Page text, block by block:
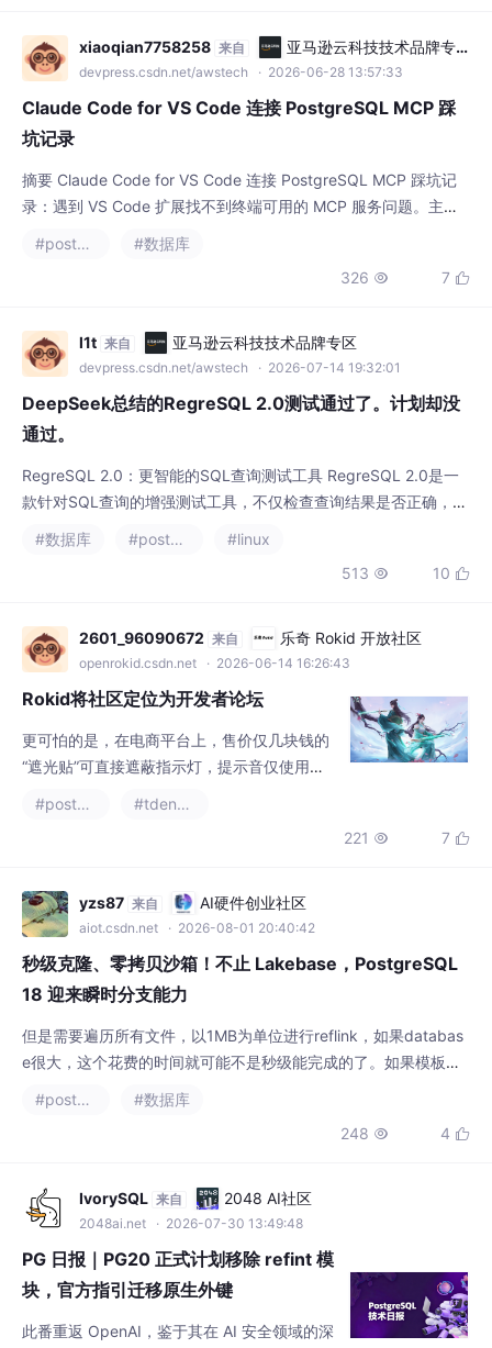
xiaoqian7758258 来自
亚马逊云科技技术品牌专
区
devpress.csdn.net/awstech · 2026-06-28 13:57:33
Claude Code for VS Code 连接 PostgreSQL MCP 踩
坑记录
摘要 Claude Code for VS Code 连接 PostgreSQL MCP 踩坑记
录：遇到 VS Code 扩展找不到终端可用的 MCP 服务问题。主要
原因是：1) VS Code 扩展只读取项目下 .vscode/settings.json 而
非全局配置；2) Node.js 版本过旧(v14)导致 MCP 服务无法启
动。解决方案：1) 创建项目级配置；2) 在配置中通过 env.
#postgresql
#数据库
326  7 
l1t 来自 亚马逊云科技技术品牌专区
devpress.csdn.net/awstech · 2026-07-14 19:32:01
DeepSeek总结的RegreSQL 2.0测试通过了。计划却没
通过。
RegreSQL 2.0：更智能的SQL查询测试工具 RegreSQL 2.0是一
款针对SQL查询的增强测试工具，不仅检查查询结果是否正确，还
验证查询执行计划是否优化。与1.0版本仅验证结果行不同，2.0版
本能够检测查询计划回归，如索引扫描意外转为全表扫描等性能问
题。 该工具通过注入生产环境的统计信息（而非开发环境的空白
果。它基于实际可测量指
#数据库 #postgresql
#linux
513  10 
2601_96090672 来自 乐奇 Rokid 开放社区
openrokid.csdn.net · 2026-06-14 16:26:43
Rokid将社区定位为开发者论坛
更可怕的是，在电商平台上，售价仅几块钱的
“遮光贴”可直接遮蔽指示灯，提示音仅使用者
快跑甩开了规则的约束，当资本的急切压倒了
掩盖的隐私漏洞、治理缺失与发展焦虑。智能
眼镜发展了这么多年，从谷歌Glass的昙花一
现，到现在“百镜大战”的如火如荼、资本高
涨，但智能眼镜始终陷入
#postgresql
#tdengine
221  7 
yzs87 来自 AI硬件创业社区
aiot.csdn.net · 2026-08-01 20:40:42
秒级克隆、零拷贝沙箱！不止 Lakebase，PostgreSQL
18 迎来瞬时分支能力
但是需要遍历所有文件，以1MB为单位进行reflink，如果databas
e很大，这个花费的时间就可能不是秒级能完成的了。如果模板库
在 tablespace A，你想新建库放到 tablespace B，FILE_COPY
会直接失效，强制回退到 LOGICAL 模式。单个database级别
的，并且仅限同一个 Postgres 实例内部创建数据库，克隆库和模
#postgresql
#数据库
248  4 
IvorySQL 来自 2048 AI社区
2048ai.net · 2026-07-30 13:49:48
PG 日报｜PG20 正式计划移除 refint 模
块，官方指引迁移原生外键
此番重返 OpenAI，鉴于其在 AI 安全领域的深